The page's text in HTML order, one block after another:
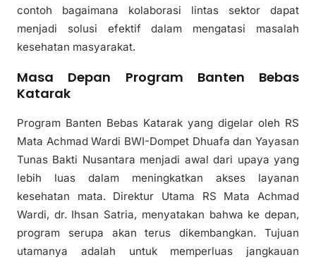
contoh bagaimana kolaborasi lintas sektor dapat
menjadi solusi efektif dalam mengatasi masalah
kesehatan masyarakat.
Masa Depan Program Banten Bebas
Katarak
Program Banten Bebas Katarak yang digelar oleh RS
Mata Achmad Wardi BWI-Dompet Dhuafa dan Yayasan
Tunas Bakti Nusantara menjadi awal dari upaya yang
lebih luas dalam meningkatkan akses layanan
kesehatan mata. Direktur Utama RS Mata Achmad
Wardi, dr. Ihsan Satria, menyatakan bahwa ke depan,
program serupa akan terus dikembangkan. Tujuan
utamanya adalah untuk memperluas jangkauan